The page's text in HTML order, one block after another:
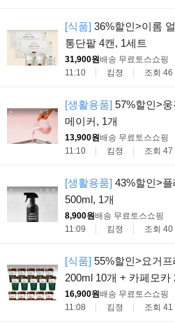
[식품] 36%할인>이롬
통단팥 4캔, 1세트
31,900원배송 무료토스쇼핑
11:10
킴졍 조회 46
[생활용품] 57%할인>
메이커, 1개
13,900원배송 무료토스쇼핑
11:10
킴졍 조회 47
[생활용품] 43%할인>
500ml, 1개
8,900원배송 무료토스쇼핑
11:09
킴졍 조회 40
[식품] 55%할인>요거
200ml 10개 + 카페모카
16,900원배송 무료토스쇼핑
11:08
킴졍 조회 41